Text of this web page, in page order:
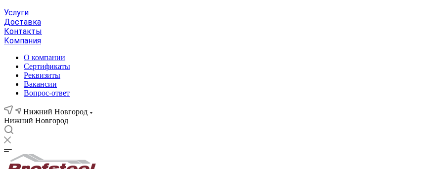
Услуги
Доставка
Контакты
Компания
О компании
Сертификаты
Реквизиты
Вакансии
Вопрос-ответ
Нижний Новгород
Нижний Новгород